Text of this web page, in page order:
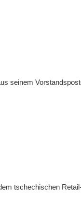
seinem
tschechischen